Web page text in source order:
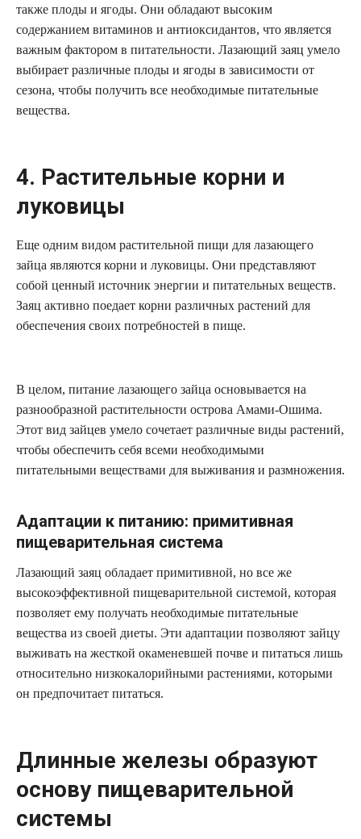
также плоды и ягоды. Они обладают высоким
содержанием витаминов и антиоксидантов, что является
важным фактором в питательности. Лазающий заяц умело
выбирает различные плоды и ягоды в зависимости от
сезона, чтобы получить все необходимые питательные
вещества.
4. Растительные корни и
луковицы
Еще одним видом растительной пищи для лазающего
зайца являются корни и луковицы. Они представляют
собой ценный источник энергии и питательных веществ.
Заяц активно поедает корни различных растений для
обеспечения своих потребностей в пище.
В целом, питание лазающего зайца основывается на
разнообразной растительности острова Амами-Ошима.
Этот вид зайцев умело сочетает различные виды растений,
чтобы обеспечить себя всеми необходимыми
питательными веществами для выживания и размножения.
Адаптации к питанию: примитивная
пищеварительная система
Лазающий заяц обладает примитивной, но все же
высокоэффективной пищеварительной системой, которая
позволяет ему получать необходимые питательные
вещества из своей диеты. Эти адаптации позволяют зайцу
выживать на жесткой окаменевшей почве и питаться лишь
относительно низкокалорийными растениями, которыми
он предпочитает питаться.
Длинные железы образуют
основу пищеварительной
системы